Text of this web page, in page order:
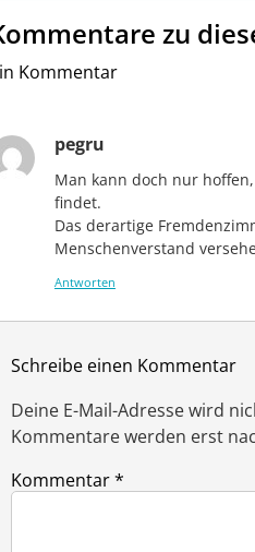
zu
Kommentar
pegru
Man kann doch nur
findet.
Das derartige
Menschenverstand
Antworten
Schreibe einen Kommentar
Deine E-Mail-Adresse wird
Kommentare werden erst
Kommentar*